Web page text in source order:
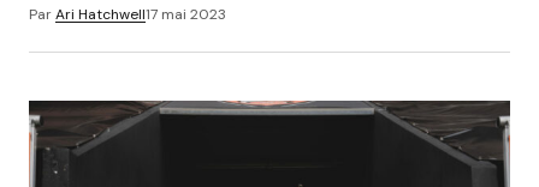
ParAri Hatchwell17 mai 2023